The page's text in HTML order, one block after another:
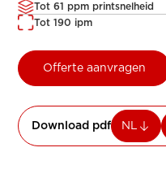
Tot 61 ppm printsnelheid
Tot 190 ipm
Offerte aanvragen
Download pdf NL